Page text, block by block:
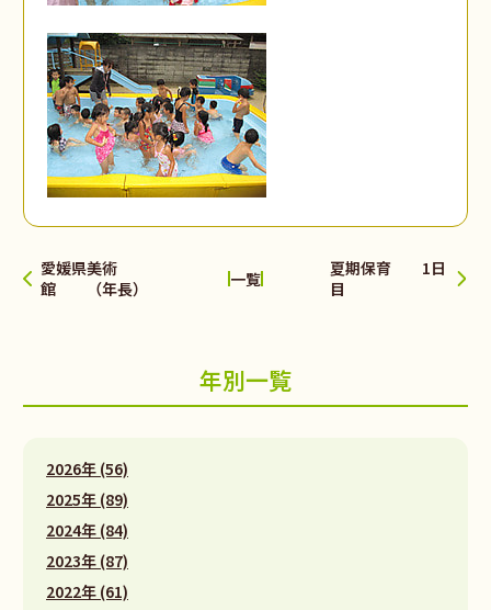
愛媛県美術
館 （年長）
一覧
夏期保育 1日
目
年別一覧
2026年 (56)
2025年 (89)
2024年 (84)
2023年 (87)
2022年 (61)